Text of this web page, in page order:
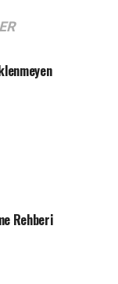
Rehberi